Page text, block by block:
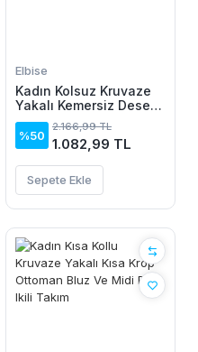
Elbise
Kadın Kolsuz Kruvaze
Yakalı Kemersiz Desenli
Uzun Süprem Elbise
%50
2.166,99 TL
1.082,99 TL
Sepete Ekle